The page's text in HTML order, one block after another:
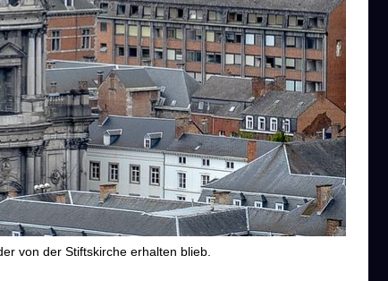
von der Stiftskirche erhalten blieb.